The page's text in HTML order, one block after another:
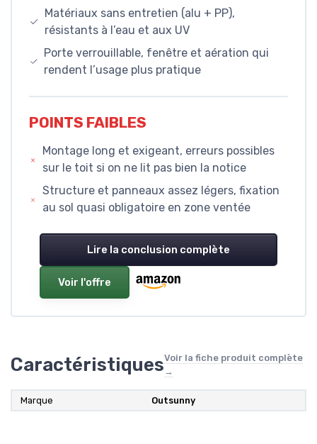
Matériaux sans entretien (alu + PP),
résistants à l’eau et aux UV
Porte verrouillable, fenêtre et aération qui
rendent l’usage plus pratique
POINTS FAIBLES
Montage long et exigeant, erreurs possibles
sur le toit si on ne lit pas bien la notice
Structure et panneaux assez légers, fixation
au sol quasi obligatoire en zone ventée
Lire la conclusion complète
Voir l'offre
CaractéristiquesVoir la fiche produit complète
→
Marque Outsunny